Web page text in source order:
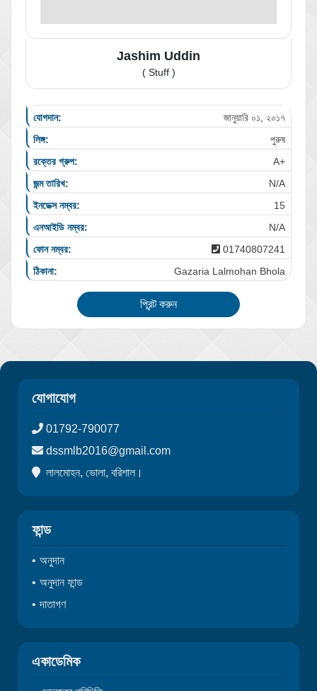
Jashim Uddin
( Stuff )
যোগদান:
জানুয়ারি ০১, ২০১৭
লিঙ্গ:
পুরুষ
রক্তের গ্রুপ:
A+
জন্ম তারিখ:
N/A
ইনডেক্স নম্বর:
15
এনআইডি নম্বর:
N/A
ফোন নম্বর:
01740807241
ঠিকানা:
Gazaria Lalmohan Bhola
প্রিন্ট করুন
যোগাযোগ
01792-790077
dssmlb2016@gmail.com
লালমোহন, ভোলা, বরিশাল।
ফান্ড
অনুদান
অনুদান ফান্ড
দাতাগণ
একাডেমিক